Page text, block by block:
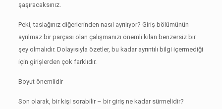
şaşıracaksınız.
Peki, taslağınız diğerlerinden nasıl ayrılıyor? Giriş bölümünün
ayrılmaz bir parçası olan çalışmanızı önemli kılan benzersiz bir
şey olmalıdır. Dolayısıyla özetler, bu kadar ayrıntılı bilgi içermediği
için girişlerden çok farklıdır.
Boyut önemlidir
Son olarak, bir kişi sorabilir – bir giriş ne kadar sürmelidir?